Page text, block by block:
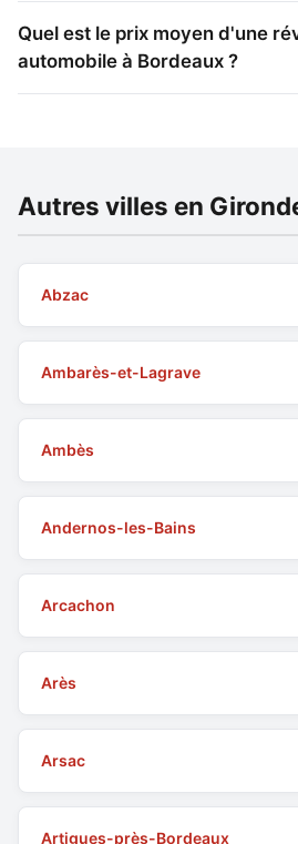
Quel est le prix moyen d'une
automobile à Bordeaux ?
Autres villes en
Abzac
Ambarès-et-Lagrave
Ambès
Andernos-les-Bains
Arcachon
Arès
Arsac
Artigues-près-Bordeaux